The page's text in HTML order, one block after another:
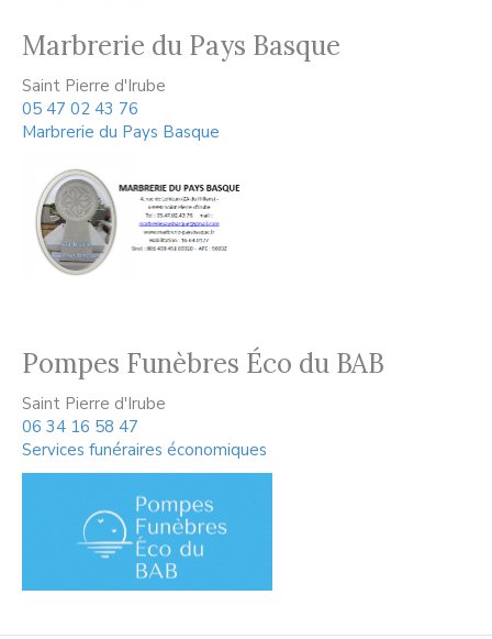
Marbrerie du Pays Basque
Saint Pierre d'Irube
05 47 02 43 76
Marbrerie du Pays Basque
Pompes Funèbres Éco du BAB
Saint Pierre d'Irube
06 34 16 58 47
Services funéraires économiques